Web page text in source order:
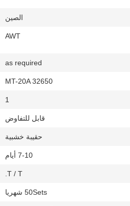
الصين
AWT
as required
MT-20A 32650
1
قابل للتفاوض
حقيبة خشبية
7-10 أيام
T / T.
50Sets شهريا